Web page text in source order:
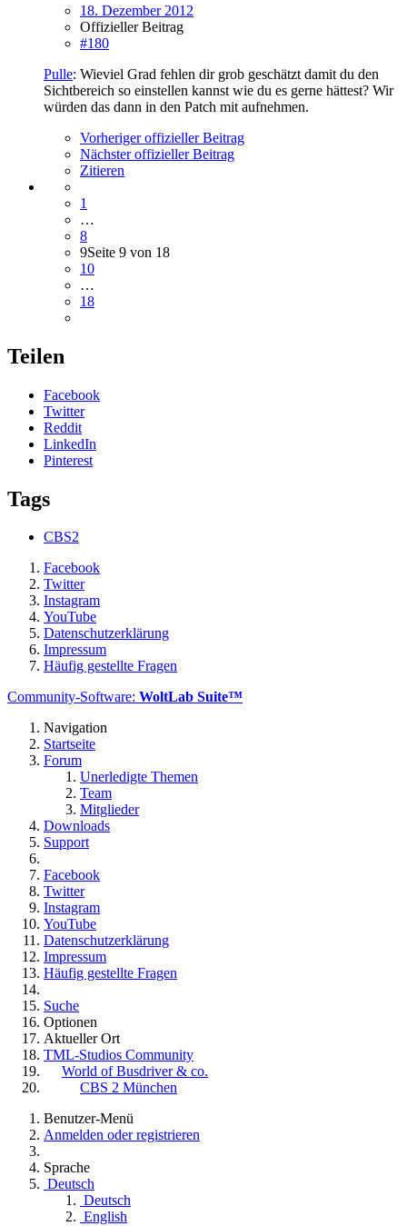
18. Dezember 2012
Offizieller Beitrag
#180
Pulle: Wieviel Grad fehlen dir grob geschätzt damit du den
Sichtbereich so einstellen kannst wie du es gerne hättest? Wir
würden das dann in den Patch mit aufnehmen.
Vorheriger offizieller Beitrag
Nächster offizieller Beitrag
Zitieren
1
…
8
9Seite 9 von 18
10
…
18
Teilen
Facebook
Twitter
Reddit
LinkedIn
Pinterest
Tags
CBS2
Facebook
Twitter
Instagram
YouTube
Datenschutzerklärung
Impressum
Häufig gestellte Fragen
Community-Software: WoltLab Suite™
Navigation
Startseite
Forum
Unerledigte Themen
Team
Mitglieder
Downloads
Support
Facebook
Twitter
Instagram
YouTube
Datenschutzerklärung
Impressum
Häufig gestellte Fragen
Suche
Optionen
Aktueller Ort
TML-Studios Community
World of Busdriver & co.
CBS 2 München
Benutzer-Menü
Anmelden oder registrieren
Sprache
Deutsch
Deutsch
English